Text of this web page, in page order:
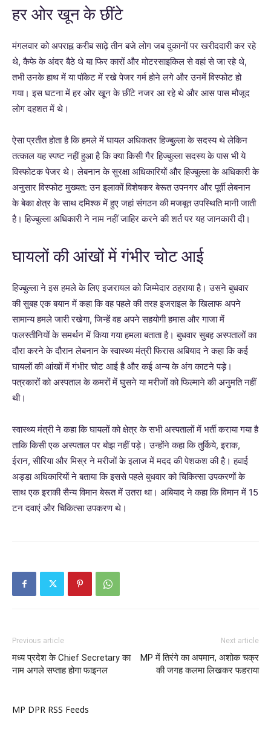
हर ओर खून के छींटे
मंगलवार को अपराह्न करीब साढ़े तीन बजे लोग जब दुकानों पर खरीददारी कर रहे
थे, कैफे के अंदर बैठे थे या फिर कारों और मोटरसाइकिल से वहां से जा रहे थे,
तभी उनके हाथ में या पॉकेट में रखे पेजर गर्म होने लगे और उनमें विस्फोट हो
गया। इस घटना में हर ओर खून के छींटे नजर आ रहे थे और आस पास मौजूद
लोग दहशत में थे।
ऐसा प्रतीत होता है कि हमले में घायल अधिकतर हिज्बुल्ला के सदस्य थे लेकिन
तत्काल यह स्पष्ट नहीं हुआ है कि क्या किसी गैर हिज्बुल्ला सदस्य के पास भी ये
विस्फोटक पेजर थे। लेबनान के सुरक्षा अधिकारियों और हिज्बुल्ला के अधिकारी के
अनुसार विस्फोट मुख्यत: उन इलाकों विशेषकर बेरूत उपनगर और पूर्वी लेबनान
के बेका क्षेत्र के साथ दमिश्क में हुए जहां संगठन की मजबूत उपस्थिति मानी जाती
है। हिज्बुल्ला अधिकारी ने नाम नहीं जाहिर करने की शर्त पर यह जानकारी दी।
घायलों की आंखों में गंभीर चोट आई
हिज्बुल्ला ने इस हमले के लिए इजरायल को जिम्मेदार ठहराया है। उसने बुधवार
की सुबह एक बयान में कहा कि वह पहले की तरह इजराइल के खिलाफ अपने
सामान्य हमले जारी रखेगा, जिन्हें वह अपने सहयोगी हमास और गाजा में
फलस्तीनियों के समर्थन में किया गया हमला बताता है। बुधवार सुबह अस्पतालों का
दौरा करने के दौरान लेबनान के स्वास्थ्य मंत्री फिरास अबियाद ने कहा कि कई
घायलों की आंखों में गंभीर चोट आई है और कई अन्य के अंग काटने पड़े।
पत्रकारों को अस्पताल के कमरों में घुसने या मरीजों को फिल्माने की अनुमति नहीं
थी।
स्वास्थ्य मंत्री ने कहा कि घायलों को क्षेत्र के सभी अस्पतालों में भर्ती कराया गया है
ताकि किसी एक अस्पताल पर बोझ नहीं पड़े। उन्होंने कहा कि तुर्किये, इराक,
ईरान, सीरिया और मिस्र ने मरीजों के इलाज में मदद की पेशकश की है। हवाई
अड्डा अधिकारियों ने बताया कि इससे पहले बुधवार को चिकित्सा उपकरणों के
साथ एक इराकी सैन्य विमान बेरूत में उतरा था। अबियाद ने कहा कि विमान में 15
टन दवाएं और चिकित्सा उपकरण थे।
Previous article
मध्य प्रदेश के Chief Secretary का
नाम अगले सप्ताह होगा फाइनल
Next article
MP में तिरंगे का अपमान, अशोक चक्र
की जगह कलमा लिखकर फहराया
MP DPR RSS Feeds